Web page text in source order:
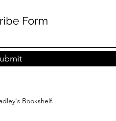
Form
Bookshelf.